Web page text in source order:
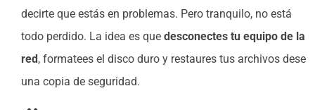
decirte que estás en problemas. Pero tranquilo, no está
todo perdido. La idea es que desconectes tu equipo de la
red, formatees el disco duro y restaures tus archivos dese
una copia de seguridad.